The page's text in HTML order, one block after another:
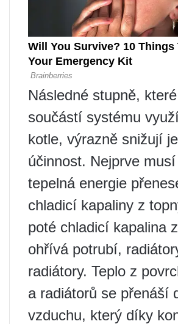
Následné stupně,
součástí systému
kotle, výrazně snižují
účinnost. Nejprve
tepelná energie
chladicí kapaliny z
poté chladicí kapalina
ohřívá potrubí,
radiátory. Teplo z
a radiátorů se přenáší
vzduchu, který díky